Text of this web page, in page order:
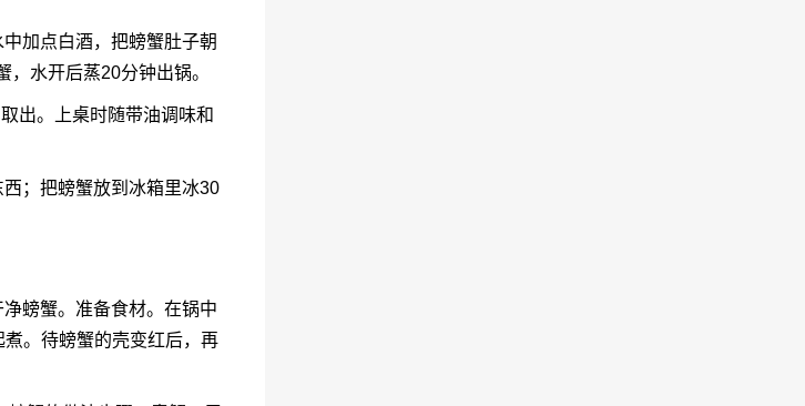
加点白酒，把螃蟹肚子朝
，水开后蒸20分钟出锅。
出。上桌时随带油调味和
；把螃蟹放到冰箱里冰30
螃蟹。准备食材。在锅中
。待螃蟹的壳变红后，再